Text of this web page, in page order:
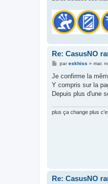
Re: CasusNO
M
s
a
g
e
pareskhiss » mar.
Je confirme la
Y compris sur la
Depuis plus d'une
plus ça change plus
Re: CasusNO